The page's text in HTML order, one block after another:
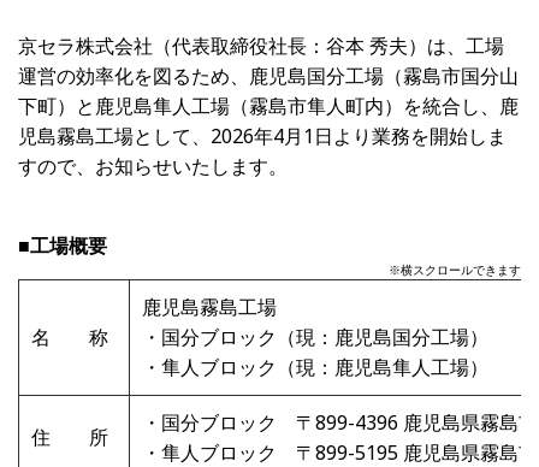
京セラ株式会社（代表取締役社長：谷本 秀夫）は、工場
運営の効率化を図るため、鹿児島国分工場（霧島市国分山
下町）と鹿児島隼人工場（霧島市隼人町内）を統合し、鹿
児島霧島工場として、2026年4月1日より業務を開始しま
すので、お知らせいたします。
■工場概要
※横スクロールできます
名 称
鹿児島霧島工場
・国分ブロック（現：鹿児島国分工場）
・隼人ブロック（現：鹿児島隼人工場）
住 所
・国分ブロック 〒899-4396 鹿児島県霧島
・隼人ブロック 〒899-5195 鹿児島県霧島